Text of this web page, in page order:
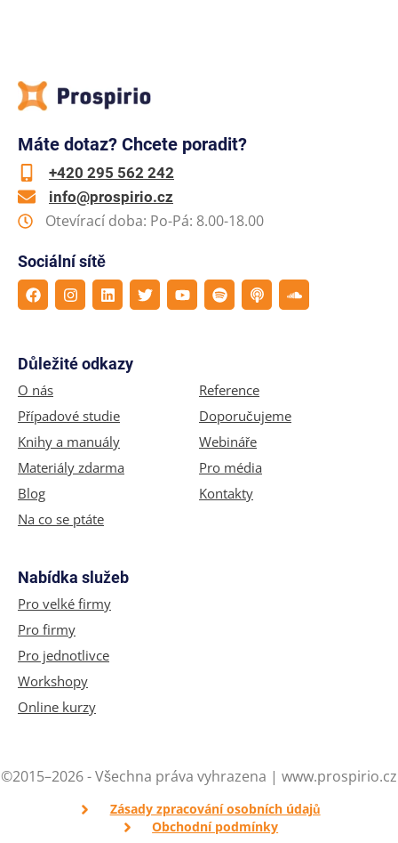
Máte dotaz? Chcete poradit?
+420 295 562 242
info@prospirio.cz
Otevírací doba: Po-Pá: 8.00-18.00
Sociální sítě
Důležité odkazy
O nás
Případové studie
Knihy a manuály
Materiály zdarma
Blog
Na co se ptáte
Reference
Doporučujeme
Webináře
Pro média
Kontakty
Nabídka služeb
Pro velké firmy
Pro firmy
Pro jednotlivce
Workshopy
Online kurzy
©2015–2026 - Všechna práva vyhrazena | www.prospirio.cz
Zásady zpracování osobních údajů
Obchodní podmínky